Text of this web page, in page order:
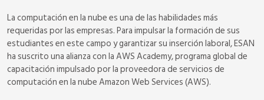
La computación en la nube es una de las habilidades más
requeridas por las empresas. Para impulsar la formación de sus
estudiantes en este campo y garantizar su inserción laboral, ESAN
ha suscrito una alianza con la AWS Academy, programa global de
capacitación impulsado por la proveedora de servicios de
computación en la nube Amazon Web Services (AWS).